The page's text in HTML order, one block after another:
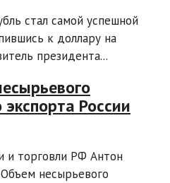
стал самой успешной
к доллару на
президента...
экспорта России
и торговли РФ Антон
несырьевого